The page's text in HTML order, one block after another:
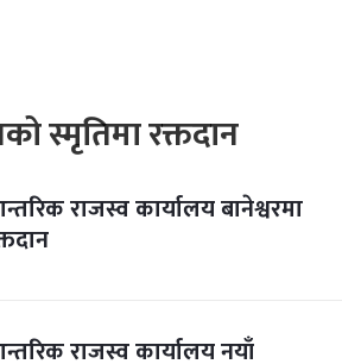
स्मृतिमा रक्तदान
राजस्व कार्यालय बानेश्वरमा
राजस्व कार्यालय नयाँ